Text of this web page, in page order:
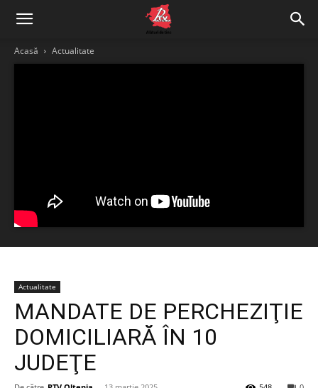
Acasă Actualitate
Actualitate
MANDATE DE PERCHEZIŢIE
DOMICILIARĂ ÎN 10
JUDEŢE